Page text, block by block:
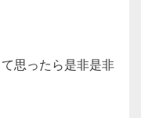
思ったら是非是非